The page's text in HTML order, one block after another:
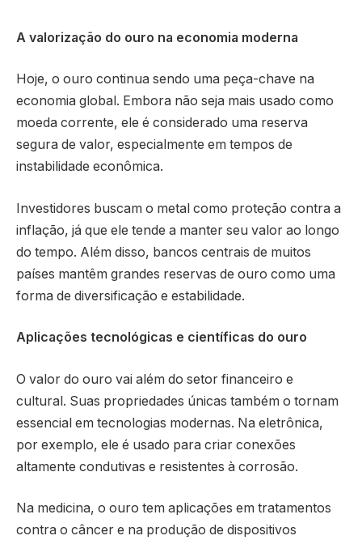
A valorização do ouro na economia moderna
Hoje, o ouro continua sendo uma peça-chave na
economia global. Embora não seja mais usado como
moeda corrente, ele é considerado uma reserva
segura de valor, especialmente em tempos de
instabilidade econômica.
Investidores buscam o metal como proteção contra a
inflação, já que ele tende a manter seu valor ao longo
do tempo. Além disso, bancos centrais de muitos
países mantêm grandes reservas de ouro como uma
forma de diversificação e estabilidade.
Aplicações tecnológicas e científicas do ouro
O valor do ouro vai além do setor financeiro e
cultural. Suas propriedades únicas também o tornam
essencial em tecnologias modernas. Na eletrônica,
por exemplo, ele é usado para criar conexões
altamente condutivas e resistentes à corrosão.
Na medicina, o ouro tem aplicações em tratamentos
contra o câncer e na produção de dispositivos